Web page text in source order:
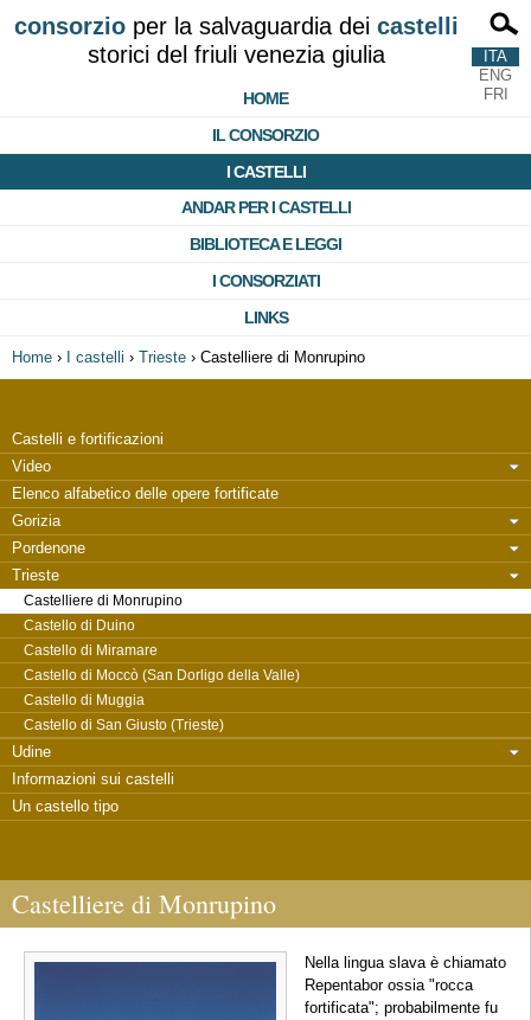
consorzioper la salvaguardia dei castelli
storici del friuli venezia giulia
HOME
IL CONSORZIO
I CASTELLI
ANDAR PER I CASTELLI
BIBLIOTECA E LEGGI
I CONSORZIATI
LINKS
ITA
ENG
FRI
Home › I castelli › Trieste › Castelliere di Monrupino
Castelli e fortificazioni
Video
Elenco alfabetico delle opere fortificate
Gorizia
Pordenone
Trieste
Castelliere di Monrupino
Castello di Duino
Castello di Miramare
Castello di Moccò (San Dorligo della Valle)
Castello di Muggia
Castello di San Giusto (Trieste)
Udine
Informazioni sui castelli
Un castello tipo
Castelliere di Monrupino
Nella lingua slava è chiamato
Repentabor ossia "rocca
fortificata"; probabilmente fu